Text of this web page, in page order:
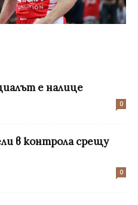
е налице
0
в контрола срещу
0